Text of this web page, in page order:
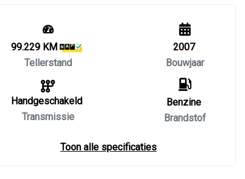
99.229 KM
Tellerstand
Handgeschakeld
Transmissie
2007
Bouwjaar
Benzine
Brandstof
Toon alle specificaties